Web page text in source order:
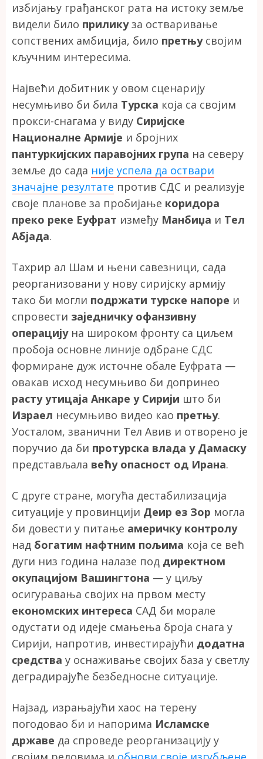
избијању грађанског рата на истоку земље
видели било приликуза остваривање
сопствених амбиција, било претњусвојим
кључним интересима.
Највећи добитник у овом сценарију
несумњиво би била Турска која са својим
прокси-снагама у виду Сиријске
Националне Армије и бројних
пантуркијских паравојних група на северу
земље до сада није успела да оствари
значајне резултате против СДС и реализује
своје планове за пробијање коридора
преко реке Еуфрат између Манбиџа и Тел
Абјада.
Тахрир ал Шам и њени савезници, сада
реорганизовани у нову сиријску армију
тако би могли подржати турске напоре и
спровести заједничку офанзивну
операцијуна широком фронту са циљем
пробоја основне линије одбране СДС
формиране дуж источне обале Еуфрата —
овакав исход несумњиво би допринео
расту утицаја Анкаре у Сирији што би
Израел несумњиво видео као претњу.
Уосталом, званични Тел Авив и отворено је
поручио да би протурска влада у Дамаску
представљала већу опасност од Ирана.
С друге стране, могућа дестабилизација
ситуације у провинцији Деир ез Зор могла
би довести у питање америчку контролу
над богатим нафтним пољима која се већ
дуги низ година налазе под директном
окупацијом Вашингтона — у циљу
осигуравања својих на првом месту
економских интереса САД би морале
одустати од идеје смањења броја снага у
Сирији, напротив, инвестирајући додатна
средства у оснаживање својих база у светлу
деградирајуће безбедносне ситуације.
Најзад, израњајући хаос на терену
погодовао би и напорима Исламске
државе да спроведе реорганизацију у